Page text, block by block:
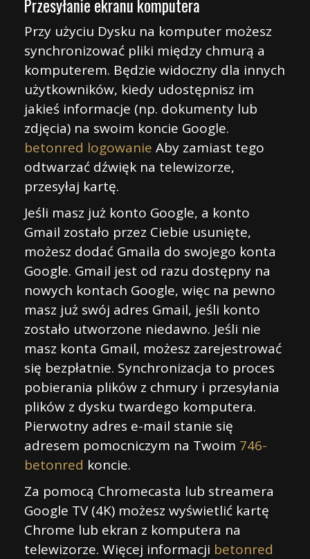
Przesyłanie ekranu komputera
Przy użyciu Dysku na komputer możesz
synchronizować pliki między chmurą a
komputerem. Będzie widoczny dla innych
użytkowników, kiedy udostępnisz im
jakieś informacje (np. dokumenty lub
zdjęcia) na swoim koncie Google.
betonred logowanie Aby zamiast tego
odtwarzać dźwięk na telewizorze,
przesyłaj kartę.
Jeśli masz już konto Google, a konto
Gmail zostało przez Ciebie usunięte,
możesz dodać Gmaila do swojego konta
Google. Gmail jest od razu dostępny na
nowych kontach Google, więc na pewno
masz już swój adres Gmail, jeśli konto
zostało utworzone niedawno. Jeśli nie
masz konta Gmail, możesz zarejestrować
się bezpłatnie. Synchronizacja to proces
pobierania plików z chmury i przesyłania
plików z dysku twardego komputera.
Pierwotny adres e-mail stanie się
adresem pomocniczym na Twoim 746-
betonred koncie.
Za pomocą Chromecasta lub streamera
Google TV (4K) możesz wyświetlić kartę
Chrome lub ekran z komputera na
telewizorze. Więcej informacji betonred